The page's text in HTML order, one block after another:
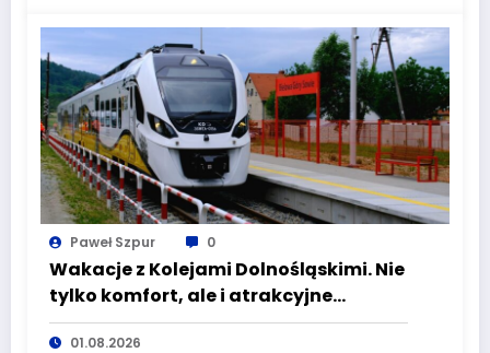
Paweł Szpur 0
Wakacje z Kolejami Dolnośląskimi. Nie
tylko komfort, ale i atrakcyjne
kierunki
01.08.2026